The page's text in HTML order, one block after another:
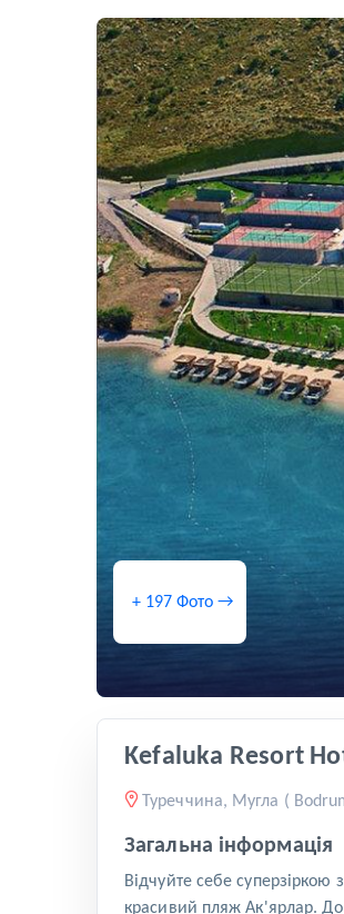
+ 197 Фото →
Kefaluka Resort
Туреччина, Мугла (
Загальна інформація
Відчуйте себе суперзіркою
красивий пляж Ак'ярлар. До